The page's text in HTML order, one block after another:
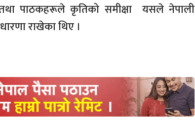
तथा पाठकहरूले कृतिको समीक्षा यसले नेपाली
राखेका थिए ।